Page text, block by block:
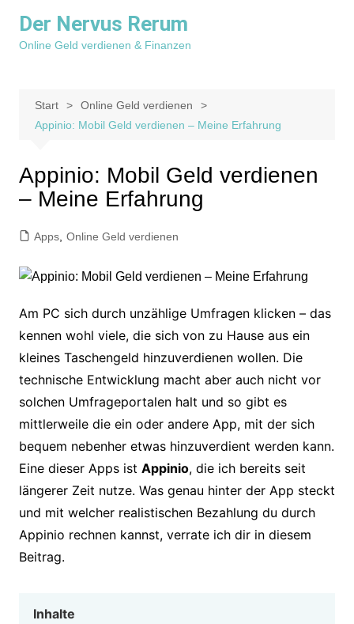
Inhalt
springen
Der Nervus Rerum
Online Geld verdienen & Finanzen
Start
Online Geld verdienen
Appinio: Mobil Geld verdienen – Meine Erfahrung
Appinio: Mobil Geld verdienen
– Meine Erfahrung
Apps, Online Geld verdienen
Am PC sich durch unzählige Umfragen klicken – das
kennen wohl viele, die sich von zu Hause aus ein
kleines Taschengeld hinzuverdienen wollen. Die
technische Entwicklung macht aber auch nicht vor
solchen Umfrageportalen halt und so gibt es
mittlerweile die ein oder andere App, mit der sich
bequem nebenher etwas hinzuverdient werden kann.
Eine dieser Apps ist Appinio, die ich bereits seit
längerer Zeit nutze. Was genau hinter der App steckt
und mit welcher realistischen Bezahlung du durch
Appinio rechnen kannst, verrate ich dir in diesem
Beitrag.
Inhalte